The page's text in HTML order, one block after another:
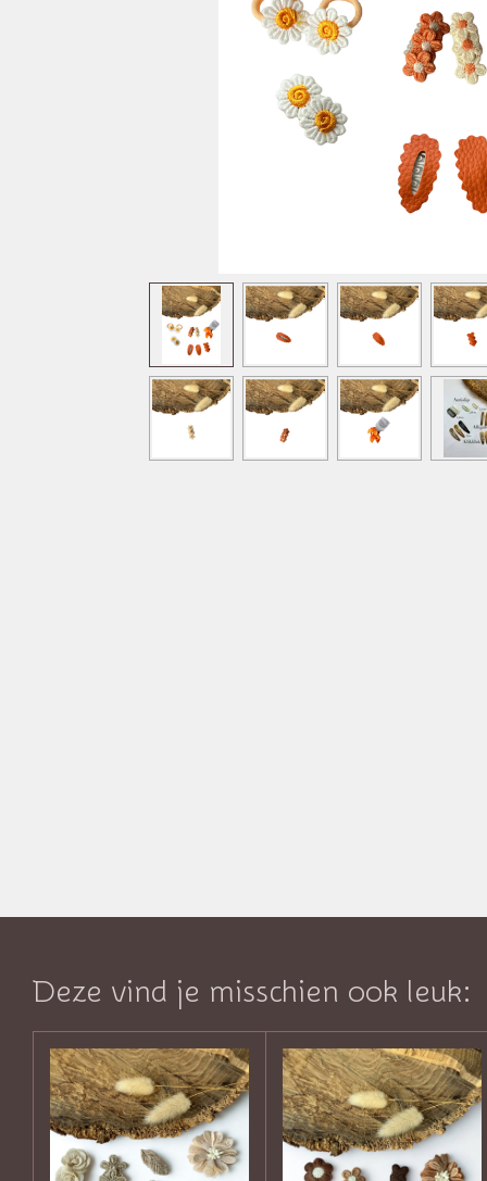
Deze vind je misschien ook leuk: